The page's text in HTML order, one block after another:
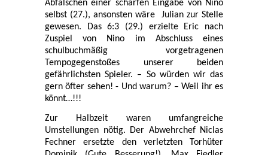
Abfälschen einer scharfen Eingabe von Nino
selbst (27.), ansonsten wäre
Julian zur Stelle
gewesen. Das 6:3 (29.) erzielte Eric nach
Zuspiel von Nino im Abschluss eines
schulbuchmäßig vorgetragenen
Tempogegenstoßes unserer beiden
gefährlichsten Spieler. – So würden wir das
gern öfter sehen! - Und warum? – Weil ihr es
könnt…!!!
Zur Halbzeit waren umfangreiche
Umstellungen nötig. Der Abwehrchef Niclas
Fechner ersetzte den verletzten Torhüter